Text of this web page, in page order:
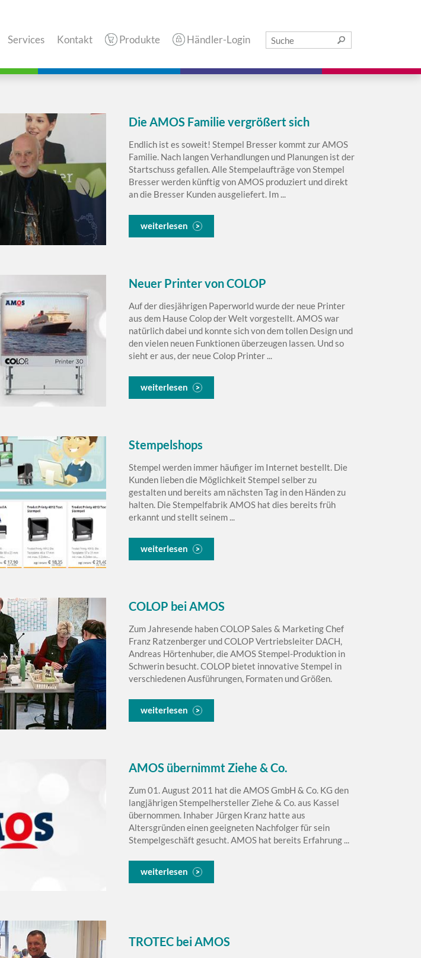
Services Kontakt Produkte Händler-Login
Die AMOS Familie vergrößert sich
Endlich ist es soweit! Stempel Bresser kommt zur AMOS
Familie. Nach langen Verhandlungen und Planungen ist der
Startschuss gefallen. Alle Stempelaufträge von Stempel
Bresser werden künftig von AMOS produziert und direkt
an die Bresser Kunden ausgeliefert. Im ...
weiterlesen
Neuer Printer von COLOP
Auf der diesjährigen Paperworld wurde der neue Printer
aus dem Hause Colop der Welt vorgestellt. AMOS war
natürlich dabei und konnte sich von dem tollen Design und
den vielen neuen Funktionen überzeugen lassen. Und so
sieht er aus, der neue Colop Printer ...
weiterlesen
Stempelshops
Stempel werden immer häufiger im Internet bestellt. Die
Kunden lieben die Möglichkeit Stempel selber zu
gestalten und bereits am nächsten Tag in den Händen zu
halten. Die Stempelfabrik AMOS hat dies bereits früh
erkannt und stellt seinem ...
weiterlesen
COLOP bei AMOS
Zum Jahresende haben COLOP Sales & Marketing Chef
Franz Ratzenberger und COLOP Vertriebsleiter DACH,
Andreas Hörtenhuber, die AMOS Stempel-Produktion in
Schwerin besucht. COLOP bietet innovative Stempel in
verschiedenen Ausführungen, Formaten und Größen.
weiterlesen
AMOS übernimmt Ziehe & Co.
Zum 01. August 2011 hat die AMOS GmbH & Co. KG den
langjährigen Stempelhersteller Ziehe & Co. aus Kassel
übernommen. Inhaber Jürgen Kranz hatte aus
Altersgründen einen geeigneten Nachfolger für sein
Stempelgeschäft gesucht. AMOS hat bereits Erfahrung ...
weiterlesen
TROTEC bei AMOS